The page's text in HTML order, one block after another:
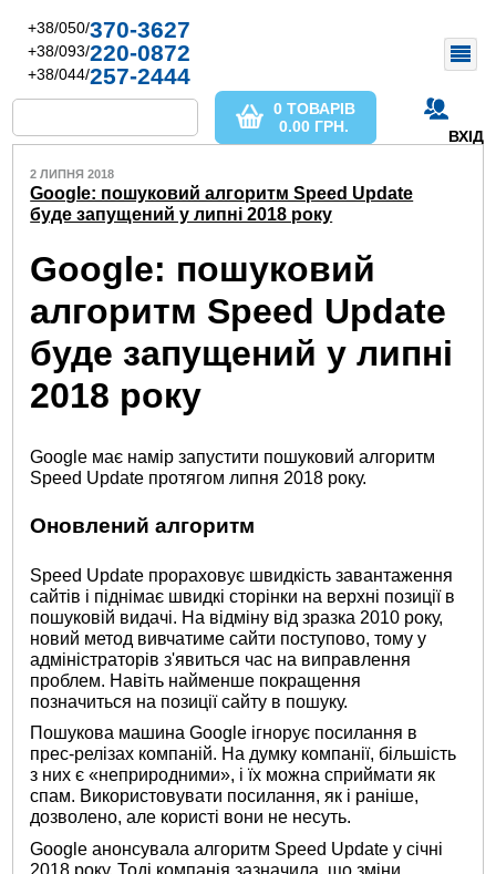
+38/050/370-3627
+38/093/220-0872
+38/044/257-2444
ВХІД
0 ТОВАРІВ
0.00 ГРН.
2 ЛИПНЯ 2018
Google: пошуковий алгоритм Speed ​​Update
буде запущений у липні 2018 року
Google: пошуковий
алгоритм Speed ​​Update
буде запущений у липні
2018 року
Google має намір запустити пошуковий алгоритм
Speed ​​Update протягом липня 2018 року.
Оновлений алгоритм
Speed ​​Update прораховує швидкість завантаження
сайтів і піднімає швидкі сторінки на верхні позиції в
пошуковій видачі. На відміну від зразка 2010 року,
новий метод вивчатиме сайти поступово, тому у
адміністраторів з'явиться час на виправлення
проблем. Навіть найменше покращення
позначиться на позиції сайту в пошуку.
Пошукова машина Google ігнорує посилання в
прес-релізах компаній. На думку компанії, більшість
з них є «неприродними», і їх можна сприймати як
спам. Використовувати посилання, як і раніше,
дозволено, але користі вони не несуть.
Google анонсувала алгоритм Speed ​​Update у січні
2018 року. Тоді компанія зазначила, що зміни